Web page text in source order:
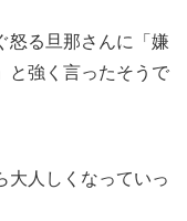
怒る旦那さんに「嫌
と強く言ったそうで
大人しくなっていっ